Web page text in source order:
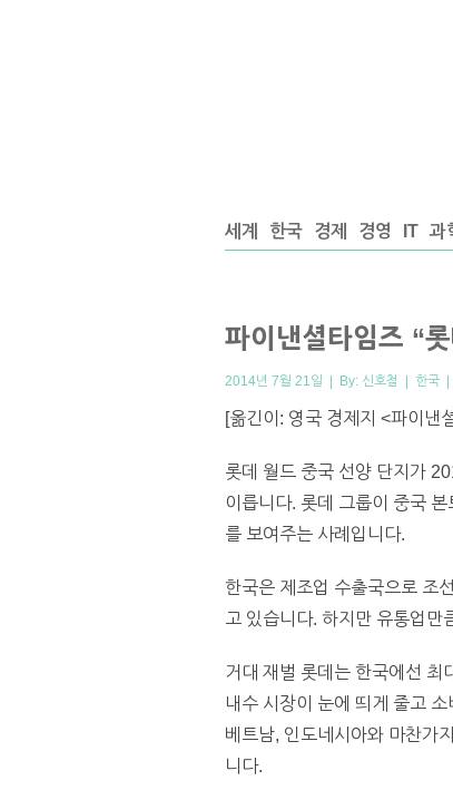
세계 한국 경제 경영 IT 과
파이낸셜타임즈 “
2014년 7월 21일 | By: 신호철 | 한국 |
[옮긴이: 영국 경제지 <파이낸
롯데 월드 중국 선양 단지가
이릅니다. 롯데 그룹이 중국
를 보여주는 사례입니다.
한국은 제조업 수출국으로 조
고 있습니다. 하지만 유통업만
거대 재벌 롯데는 한국에선 최
내수 시장이 눈에 띄게 줄고
베트남, 인도네시아와 마찬가
니다.